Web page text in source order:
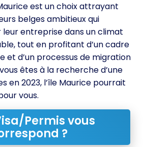
est un choix attrayant
belges ambitieux qui
entreprise dans un climat
tout en profitant d’un cadre
et d’un processus de migration
êtes à la recherche d’une
en 2023, l’île Maurice pourrait
vous.
Permis vous
?